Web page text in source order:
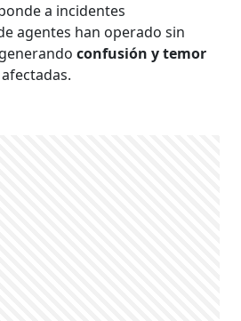
a incidentes
agentes han operado sin
confusión y temor